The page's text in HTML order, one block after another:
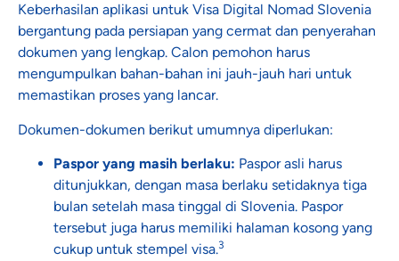
Keberhasilan aplikasi untuk Visa Digital Nomad Slovenia
bergantung pada persiapan yang cermat dan penyerahan
dokumen yang lengkap. Calon pemohon harus
mengumpulkan bahan-bahan ini jauh-jauh hari untuk
memastikan proses yang lancar.
Dokumen-dokumen berikut umumnya diperlukan:
Paspor yang masih berlaku: Paspor asli harus
ditunjukkan, dengan masa berlaku setidaknya tiga
bulan setelah masa tinggal di Slovenia. Paspor
tersebut juga harus memiliki halaman kosong yang
cukup untuk stempel visa.3